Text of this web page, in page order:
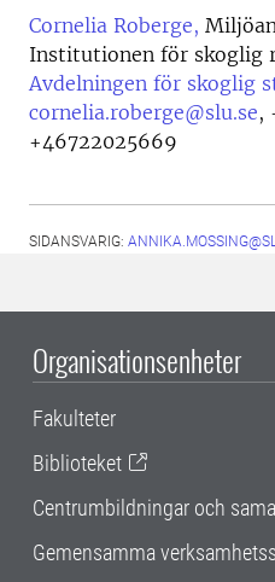
Cornelia Roberge,
Institutionen för skoglig
Avdelningen för skoglig
cornelia.roberge@slu.se,
+46722025669
SIDANSVARIG:
Organisationsenheter
Fakulteter
Biblioteket
Centrumbildningar och
Gemensamma